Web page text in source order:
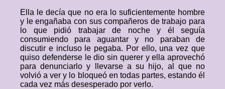
Ella le decía que no era lo suficientemente hombre
y le engañaba con sus compañeros de trabajo para
lo que pidió trabajar de noche y él seguía
consumiendo para aguantar y no paraban de
discutir e incluso le pegaba. Por ello, una vez que
quiso defenderse le dio sin querer y ella aprovechó
para denunciarlo y llevarse a su hijo, al que no
volvió a ver y lo bloqueó en todas partes, estando él
cada vez más desesperado por verlo.